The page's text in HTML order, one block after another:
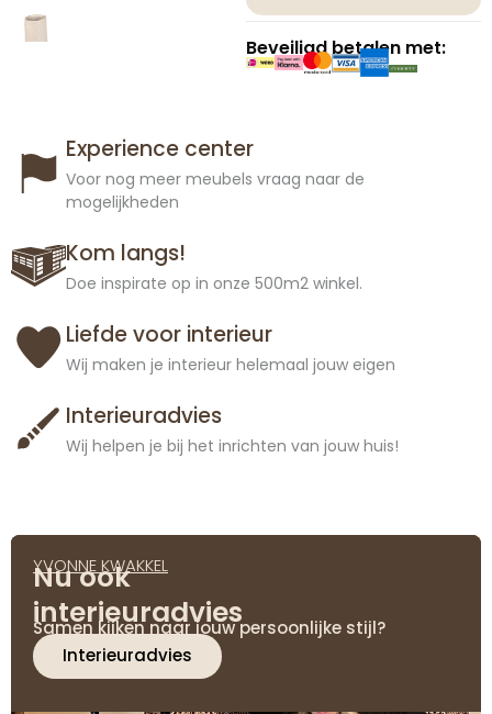
Beveiligd betalen met:
Experience center
Voor nog meer meubels vraag naar de
mogelijkheden
Kom langs!
Doe inspirate op in onze 500m2 winkel.
Liefde voor interieur
Wij maken je interieur helemaal jouw eigen
Interieuradvies
Wij helpen je bij het inrichten van jouw huis!
YVONNE KWAKKEL
Nu ook
interieuradvies
Samen kijken naar jouw persoonlijke stijl?
Interieuradvies